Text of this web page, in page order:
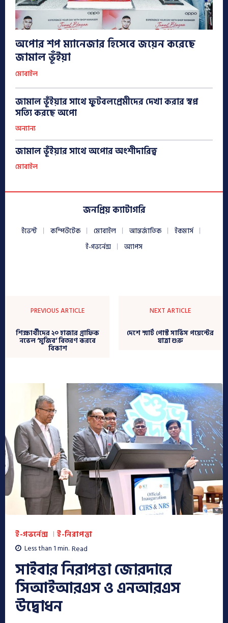
অপোর শপ ম্যানেজার হিসেবে জয়েন করেছে
জামাল ভূঁইয়া
মোবাইল
জামাল ভূঁইয়ার সাথে ফুটবলপ্রেমীদের দেখা করার স্বপ্ন
সত্যি করছে অপো
অন্যান্য
জামাল ভূঁইয়ার সাথে অপোর অংশীদারিত্ব
মোবাইল
জনপ্রিয় ক্যাটাগরি
ইভেন্ট কম্পিউটেক মোবাইল আন্তর্জাতিক
ইকমার্স
ই-গভর্নেন্স
অ্যাপস
PREVIOUS ARTICLE
শিক্ষার্থীদের ২০ হাজার গ্রাফিক
নভেল ‘মুজিব’ বিতরণ করবে
বিকাশ
NEXT ARTICLE
দেশে স্মার্ট পোস্ট সার্ভিস পয়েন্টের
যাত্রা শুরু